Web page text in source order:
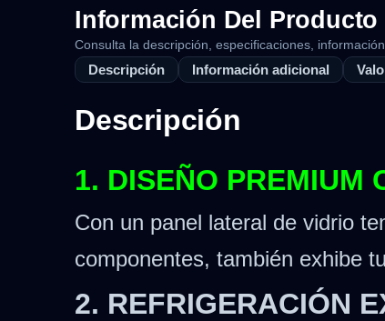
Información Del Producto
Consulta la descripción, especificaciones,
Descripción Información adicional
Descripción
1. DISEÑO PREMIUM
Con un panel lateral de vidrio
componentes, también exhibe
2. REFRIGERACIÓN